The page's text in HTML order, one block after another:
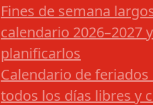
Fines de semana
calendario 2026–2027
planificarlos
Calendario de feriados
todos los días libres y